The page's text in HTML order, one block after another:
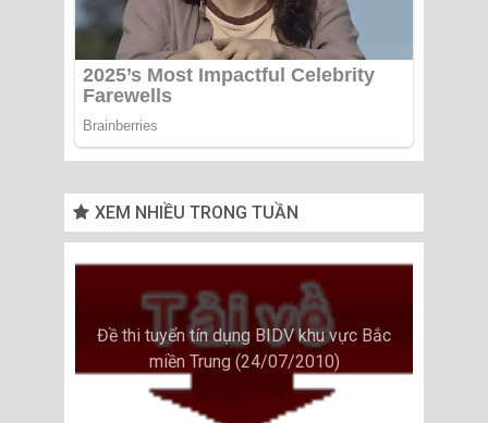
XEM NHIỀU TRONG TUẦN
Đề thi tuyển tín dụng BIDV khu vực Bắc
miền Trung (24/07/2010)